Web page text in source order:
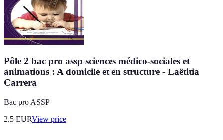
Pôle 2 bac pro assp sciences médico-sociales et
animations : A domicile et en structure - Laëtitia
Carrera
Bac pro ASSP
2.5 EURView price